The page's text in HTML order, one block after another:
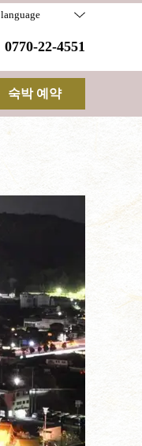
language
0770-22-4551
숙박 예약